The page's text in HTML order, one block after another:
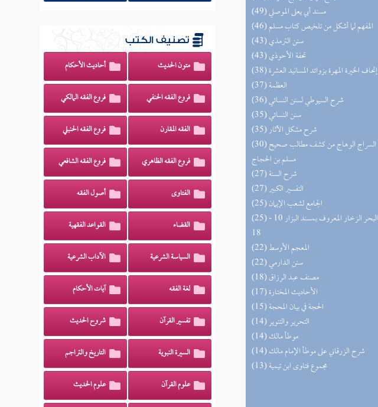
(49) مسند أبي يعلى الموصلي
(46) المفهم لما أشكل من تلخيص كتاب مسلم
(43) سنن الترمذي
(43) تحفة الأحوذي
(38) إتحاف الخيرة المهرة بزوائد المسانيد العشرة
(37) العظمة
(36) شرح السيوطي لسنن النسائي
(35) سنن النسائي
(35) شرح مشكل الآثار
(30) السراج الوهاج من كشف مطالب صحيح
مسلم بن الحجاج
(27) شرح السنة
(27) التفسير الكبير
(25) الجامع لشعب الإيمان
(25) البحر الزخار المعروف بمسند البزار 10 -
18
(22) المعجم الأوسط
(22) سنن الدارمي
(18) مصنف عبد الرزاق
(17) الأحاديث المختارة
(15) الحجة في بيان المحجة
(14) التحرير والتنوير
(14) موطأ مالك
(14) شرح الزرقاني على موطأ الإمام مالك
(13) مجموع فتاوى ابن تيمية
تصنيف الكتب
متون الحديث أحاديث الأحكام
فروع الفقه الحنفي فروع الفقه المالكي
الفقه المقارن فروع الفقه الحنبلي
فروع الفقه الظاهري فروع الفقه الشافعي
الفتاوى أصول الفقه
القضاء القواعد الفقهية
السياسة الشرعية الآداب الشرعية
لغة الفقه آيات الأحكام
تفسير القرآن شروح الحديث
السيرة النبوية التاريخ والتراجم
علوم القرآن علوم الحديث